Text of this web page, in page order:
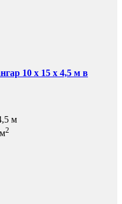
10 x 15 х 4,5 м в
м
2